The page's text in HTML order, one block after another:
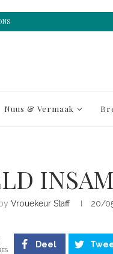
Nuus & Vermaak
Vrouekeur Staff 20/
Deel